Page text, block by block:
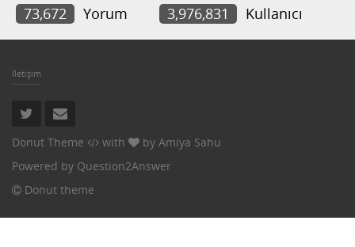
73,672
Yorum 3,976,831 Kullanıcı
İletişim
Donut Theme with by Amiya Sahu
Powered by Question2Answer
Donut theme